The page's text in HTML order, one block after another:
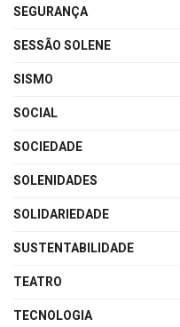
SEGURANÇA
SESSÃO SOLENE
SISMO
SOCIAL
SOCIEDADE
SOLENIDADES
SOLIDARIEDADE
SUSTENTABILIDADE
TEATRO
TECNOLOGIA